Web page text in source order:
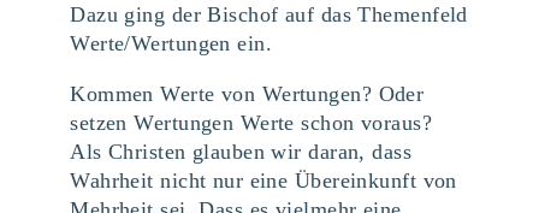
Dazu ging der Bischof auf das Themenfeld
Werte/Wertungen ein.
Kommen Werte von Wertungen? Oder
setzen Wertungen Werte schon voraus?
Als Christen glauben wir daran, dass
Wahrheit nicht nur eine Übereinkunft von